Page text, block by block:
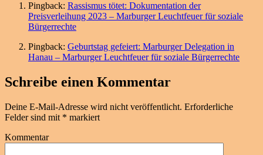
Pingback: Rassismus tötet: Dokumentation der
Preisverleihung 2023 – Marburger Leuchtfeuer für soziale
Bürgerrechte
Pingback: Geburtstag gefeiert: Marburger Delegation in
Hanau – Marburger Leuchtfeuer für soziale Bürgerrechte
Schreibe einen Kommentar
Deine E-Mail-Adresse wird nicht veröffentlicht. Erforderliche
Felder sind mit * markiert
Kommentar